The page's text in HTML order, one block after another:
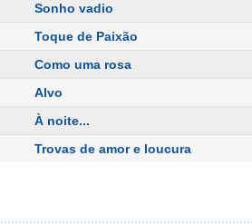
Sonho vadio
Toque de Paixão
Como uma rosa
Alvo
À noite...
Trovas de amor e loucura